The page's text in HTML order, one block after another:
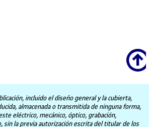
Scroll
incluido el diseño general y la cubierta,
almacenada o transmitida de ninguna forma,
eléctrico, mecánico, óptico, grabación,
sin la previa autorización escrita del titular de los